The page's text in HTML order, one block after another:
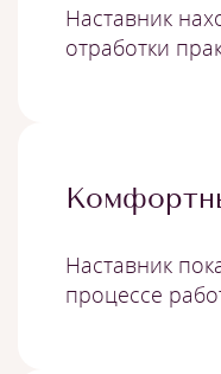
Наставник
отработки
Наставник
процессе